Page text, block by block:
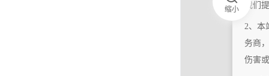
缩小
我们
2、本
务商
伤害